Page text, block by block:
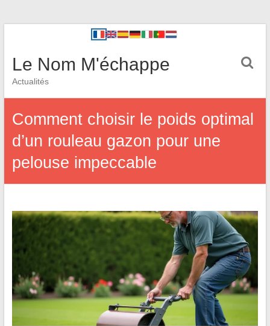
Le Nom M'échappe
Actualités
Comment choisir le poids optimal
d’un rouleau gazon pour une
pelouse impeccable